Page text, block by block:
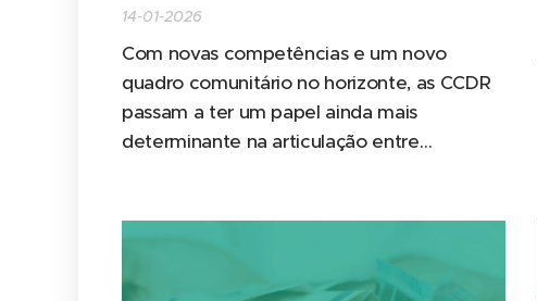
14-01-2026
Com novas competências e um novo
quadro comunitário no horizonte, as CCDR
passam a ter um papel ainda mais
determinante na articulação entre
mostram que a exigência sobre as
autarquias está a aumentar, tanto do ponto